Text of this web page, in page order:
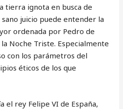
tierra ignota en busca de
juicio puede entender la
ordenada por Pedro de
Noche Triste. Especialmente
con los parámetros del
éticos de los que
el rey Felipe VI de España,